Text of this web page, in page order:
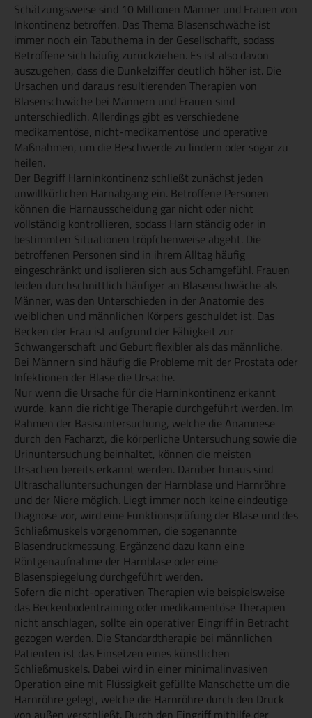
Schätzungsweise sind 10 Millionen Männer und Frauen von
Inkontinenz betroffen. Das Thema Blasenschwäche ist
immer noch ein Tabuthema in der Gesellschafft, sodass
Betroffene sich häufig zurückziehen. Es ist also davon
auszugehen, dass die Dunkelziffer deutlich höher ist. Die
Ursachen und daraus resultierenden Therapien von
Blasenschwäche bei Männern und Frauen sind
unterschiedlich. Allerdings gibt es verschiedene
medikamentöse, nicht-medikamentöse und operative
Maßnahmen, um die Beschwerde zu lindern oder sogar zu
heilen.
Der Begriff Harninkontinenz schließt zunächst jeden
unwillkürlichen Harnabgang ein. Betroffene Personen
können die Harnausscheidung gar nicht oder nicht
vollständig kontrollieren, sodass Harn ständig oder in
bestimmten Situationen tröpfchenweise abgeht. Die
betroffenen Personen sind in ihrem Alltag häufig
eingeschränkt und isolieren sich aus Schamgefühl. Frauen
leiden durchschnittlich häufiger an Blasenschwäche als
Männer, was den Unterschieden in der Anatomie des
weiblichen und männlichen Körpers geschuldet ist. Das
Becken der Frau ist aufgrund der Fähigkeit zur
Schwangerschaft und Geburt flexibler als das männliche.
Bei Männern sind häufig die Probleme mit der Prostata oder
Infektionen der Blase die Ursache.
Nur wenn die Ursache für die Harninkontinenz erkannt
wurde, kann die richtige Therapie durchgeführt werden. Im
Rahmen der Basisuntersuchung, welche die Anamnese
durch den Facharzt, die körperliche Untersuchung sowie die
Urinuntersuchung beinhaltet, können die meisten
Ursachen bereits erkannt werden. Darüber hinaus sind
Ultraschalluntersuchungen der Harnblase und Harnröhre
und der Niere möglich. Liegt immer noch keine eindeutige
Diagnose vor, wird eine Funktionsprüfung der Blase und des
Schließmuskels vorgenommen, die sogenannte
Blasendruckmessung. Ergänzend dazu kann eine
Röntgenaufnahme der Harnblase oder eine
Blasenspiegelung durchgeführt werden.
Sofern die nicht-operativen Therapien wie beispielsweise
das Beckenbodentraining oder medikamentöse Therapien
nicht anschlagen, sollte ein operativer Eingriff in Betracht
gezogen werden. Die Standardtherapie bei männlichen
Patienten ist das Einsetzen eines künstlichen
Schließmuskels. Dabei wird in einer minimalinvasiven
Operation eine mit Flüssigkeit gefüllte Manschette um die
Harnröhre gelegt, welche die Harnröhre durch den Druck